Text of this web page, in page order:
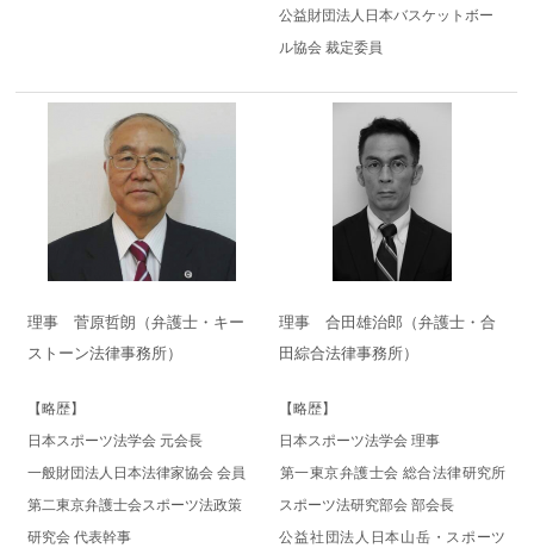
公益財団法人日本バスケットボー
ル協会 裁定委員
理事 菅原哲朗（弁護士・キー
ストーン法律事務所）
【略歴】
日本スポーツ法学会 元会長
一般財団法人日本法律家協会 会員
第二東京弁護士会スポーツ法政策
研究会 代表幹事
理事 合田雄治郎（弁護士・合
田綜合法律事務所）
【略歴】
日本スポーツ法学会 理事
​第一東京弁護士会 総合法律研究所
スポーツ法研究部会 部会長
公益社団法人日本山岳・スポーツ